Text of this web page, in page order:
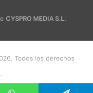
CYSPRO MEDIA S.L.
Todos los derechos